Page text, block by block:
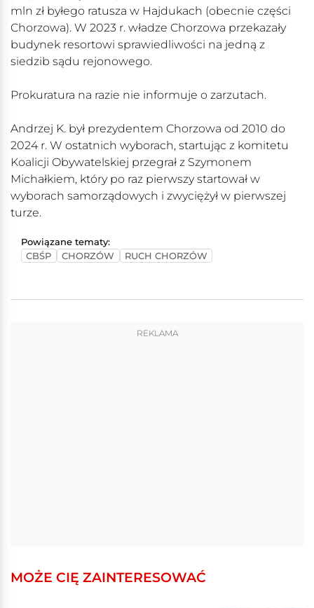
mln zł byłego ratusza w Hajdukach (obecnie części
Chorzowa). W 2023 r. władze Chorzowa przekazały
budynek resortowi sprawiedliwości na jedną z
siedzib sądu rejonowego.
Prokuratura na razie nie informuje o zarzutach.
Andrzej K. był prezydentem Chorzowa od 2010 do
2024 r. W ostatnich wyborach, startując z komitetu
Koalicji Obywatelskiej przegrał z Szymonem
Michałkiem, który po raz pierwszy startował w
wyborach samorządowych i zwyciężył w pierwszej
turze.
Powiązane tematy:
CBŚP
CHORZÓW RUCH CHORZÓW
REKLAMA
MOŻE CIĘ ZAINTERESOWAĆ